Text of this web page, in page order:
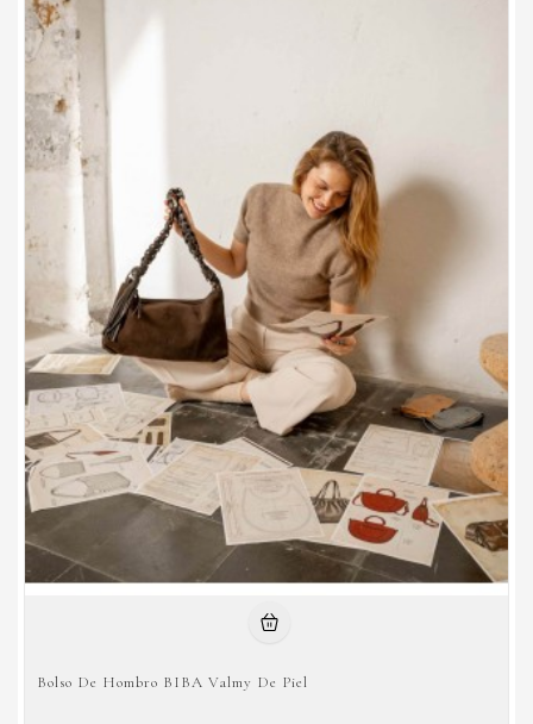
Bolso De Hombro BIBA Valmy De Piel